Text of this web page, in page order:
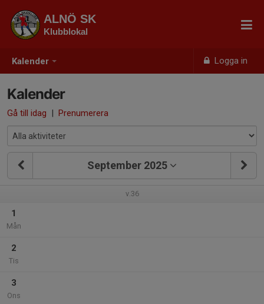
Kalender Logga in
ALNÖ SK
Klubblokal
Kalender
Gå till idag | Prenumerera
September 2025
v.36
1
Mån
2
Tis
3
Ons